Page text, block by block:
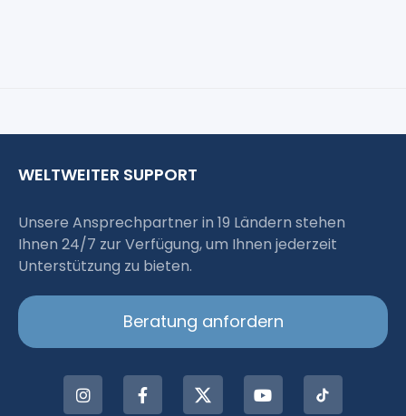
WELTWEITER SUPPORT
Unsere Ansprechpartner in 19 Ländern stehen
Ihnen 24/7 zur Verfügung, um Ihnen jederzeit
Unterstützung zu bieten.
Beratung anfordern